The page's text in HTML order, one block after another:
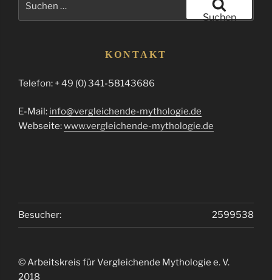
Suchen
KONTAKT
Telefon: + 49 (0) 341-58143686
E-Mail: info@vergleichende-mythologie.de
Webseite:www.vergleichende-mythologie.de
2599538
Besucher:
© Arbeitskreis für Vergleichende Mythologie e. V.
2018